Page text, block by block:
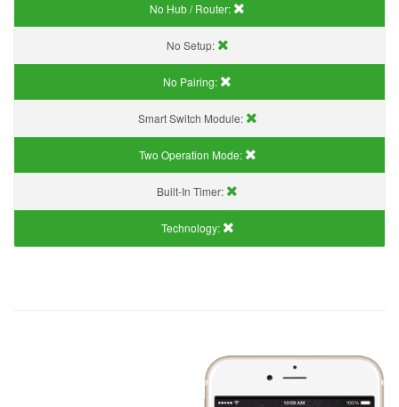
No Hub / Router:
No Setup:
No Pairing:
Smart Switch Module:
Two Operation Mode:
Built-In Timer:
Technology: